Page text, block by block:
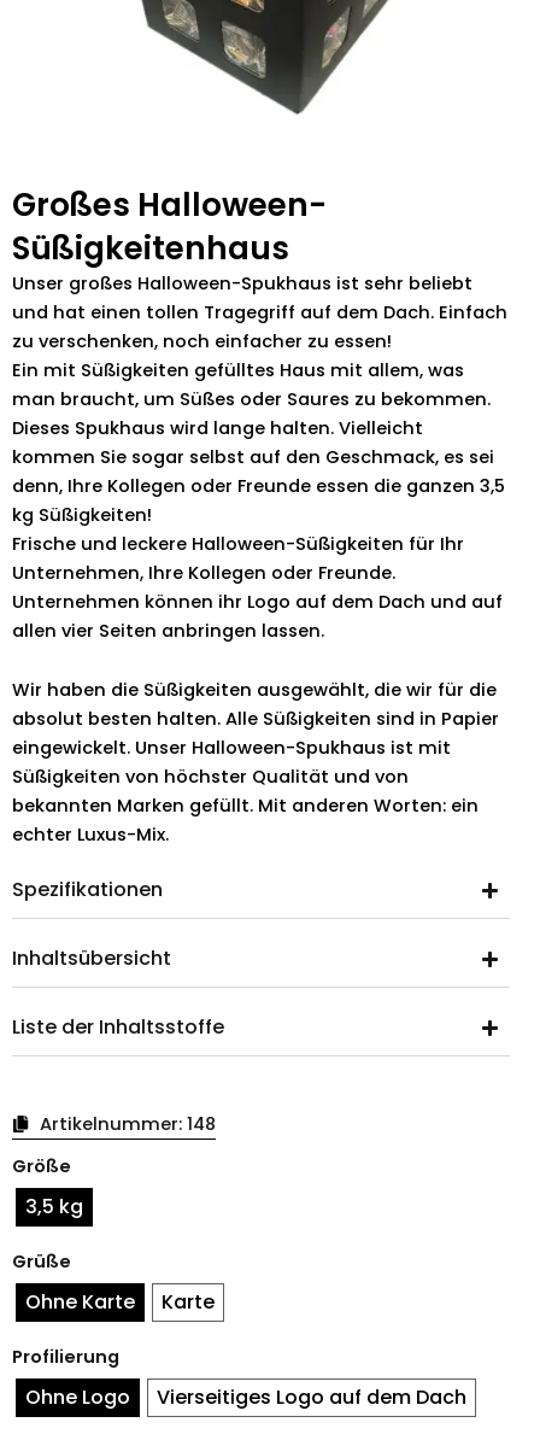
Großes Halloween-
Süßigkeitenhaus
Unser großes Halloween-Spukhaus ist sehr beliebt
und hat einen tollen Tragegriff auf dem Dach. Einfach
zu verschenken, noch einfacher zu essen!
Ein mit Süßigkeiten gefülltes Haus mit allem, was
man braucht, um Süßes oder Saures zu bekommen.
Dieses Spukhaus wird lange halten. Vielleicht
kommen Sie sogar selbst auf den Geschmack, es sei
denn, Ihre Kollegen oder Freunde essen die ganzen 3,5
kg Süßigkeiten!
Frische und leckere Halloween-Süßigkeiten für Ihr
Unternehmen, Ihre Kollegen oder Freunde.
Unternehmen können ihr Logo auf dem Dach und auf
allen vier Seiten anbringen lassen.
Wir haben die Süßigkeiten ausgewählt, die wir für die
absolut besten halten. Alle Süßigkeiten sind in Papier
eingewickelt. Unser Halloween-Spukhaus ist mit
Süßigkeiten von höchster Qualität und von
bekannten Marken gefüllt. Mit anderen Worten: ein
echter Luxus-Mix.
Spezifikationen
Inhaltsübersicht
Liste der Inhaltsstoffe
Artikelnummer: 148
Größe
3,5 kg
Grüße
Ohne Karte Karte
Profilierung
Ohne Logo Vierseitiges Logo auf dem Dach
Süßigkeitenhaus
große
Menge